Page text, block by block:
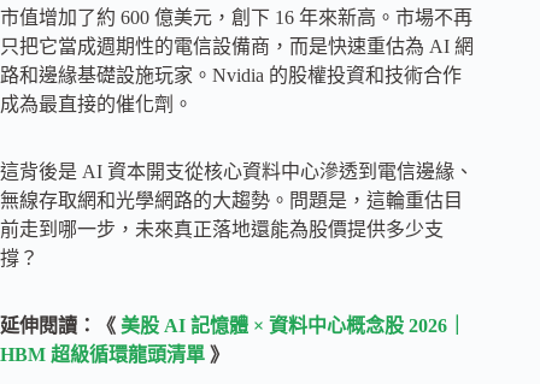
市值增加了約 600 億美元，創下 16 年來新高。市場不再
只把它當成週期性的電信設備商，而是快速重估為 AI 網
路和邊緣基礎設施玩家。Nvidia 的股權投資和技術合作
成為最直接的催化劑。
這背後是 AI 資本開支從核心資料中心滲透到電信邊緣、
無線存取網和光學網路的大趨勢。問題是，這輪重估目
前走到哪一步，未來真正落地還能為股價提供多少支
撐？
延伸閱讀：《 美股 AI 記憶體 × 資料中心概念股 2026｜
HBM 超級循環龍頭清單 》